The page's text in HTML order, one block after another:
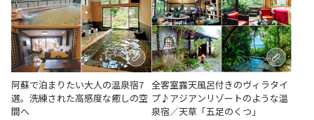
阿蘇で泊まりたい大人の温泉宿7
選。洗練された高感度な癒しの空
間へ
全客室露天風呂付きのヴィラタイ
プ♪アジアンリゾートのような温
泉宿／天草「五足のくつ」